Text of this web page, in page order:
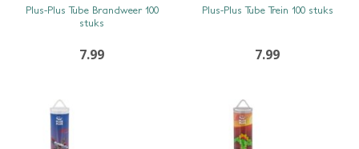
Plus-Plus Tube Brandweer 100
stuks
7.99
Plus-Plus Tube Trein 100 stuks
7.99